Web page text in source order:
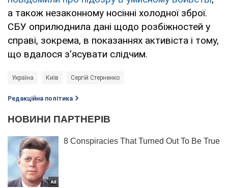
а також незаконному носінні холодної зброї.
СБУ оприлюднила дані щодо розбіжностей у
справі, зокрема, в показаннях активіста і тому,
що вдалося з'ясувати слідчим.
Україна Київ Сергій Стерненко
Редакційна політика